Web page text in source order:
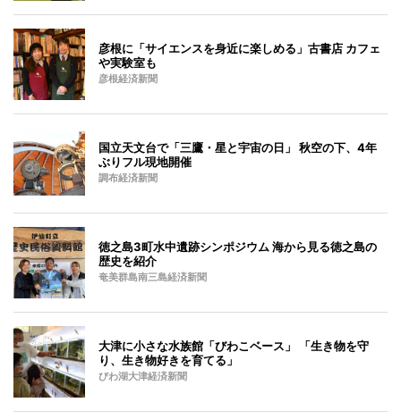
彦根に「サイエンスを身近に楽しめる」古書店 カフェ
や実験室も
彦根経済新聞
国立天文台で「三鷹・星と宇宙の日」 秋空の下、4年
ぶりフル現地開催
調布経済新聞
徳之島3町水中遺跡シンポジウム 海から見る徳之島の
歴史を紹介
奄美群島南三島経済新聞
大津に小さな水族館「びわこベース」 「生き物を守
り、生き物好きを育てる」
びわ湖大津経済新聞